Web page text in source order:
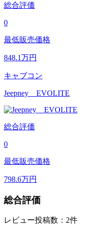
総合評価
0
最低販売価格
848.1万円
キャブコン
Jeepney EVOLITE
総合評価
0
最低販売価格
798.6万円
総合評価
レビュー投稿数：2件